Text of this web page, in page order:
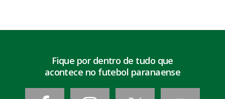
Fique por dentro de tudo que
acontece no futebol paranaense